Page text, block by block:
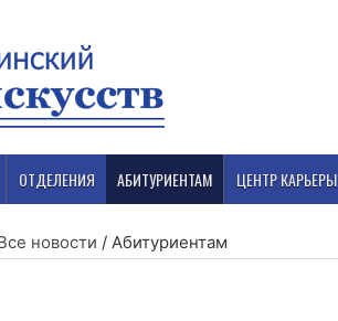
ОТДЕЛЕНИЯ АБИТУРИЕНТАМ ЦЕНТР КАРЬЕРЫ
новости / Абитуриентам